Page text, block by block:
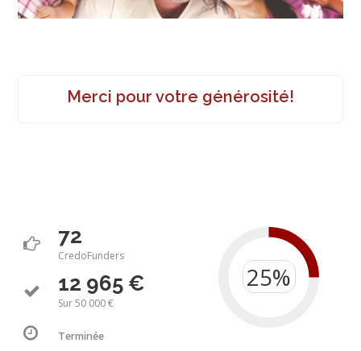
Merci pour votre générosité!
72
CredoFunders
12 965 €
Sur 50 000 €
Terminée